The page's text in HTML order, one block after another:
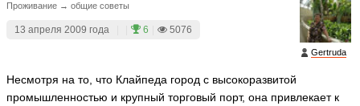
Gertruda
Проживание → общие советы
13 апреля 2009 года 6 5076
Несмотря на то, что Клайпеда город с высокоразвитой
промышленностью и крупный торговый порт, она привлекает к